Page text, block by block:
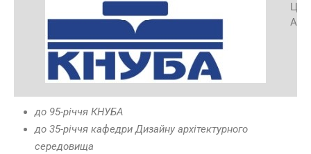
до 95-річчя КНУБА
до 35-річчя кафедри Дизайну архітектурного
середовища